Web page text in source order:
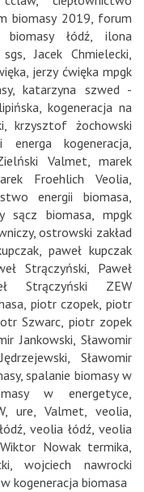
biomasy 2019, forum
biomasy łódź,ilona
,Jacek Chmielecki,
, jerzy ćwięka mpgk
, katarzyna szwed -
, kogeneracja na
,krzysztof żochowski
energa kogeneracja,
Valmet, marek
Froehlich Veolia,
energii biomasa,
sącz biomasa,mpgk
,ostrowski zakład
,paweł kupczak
Strączyński, Paweł
Strączyński ZEW
, piotr czopek,piotr
Szwarc, piotr zopek
Jankowski, Sławomir
, Sławomir
,spalanie biomasy w
w energetyce,
, ure, Valmet,veolia,
, veolia łódź,veolia
Wiktor Nowak termika,
,wojciech nawrocki
kogeneracja biomasa